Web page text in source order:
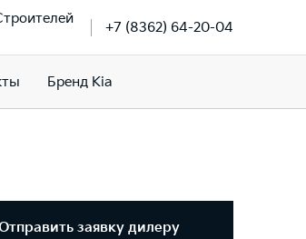
+7 (8362) 64-20-04
Бренд Kia
заявку дилеру